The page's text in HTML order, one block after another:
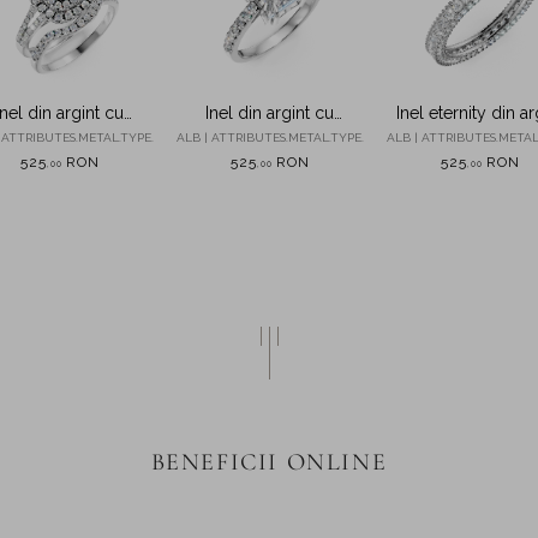
Inel din argint cu
albastre si
525 00 RON
Inel din argint cu
zirconii
ALB | ATTRIBUTES.METAL.TYPE.
525 00 RON
Inel eternity din
cu zirconii
ALB |
525 00 RON
BENEFICII ONLINE